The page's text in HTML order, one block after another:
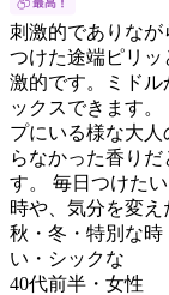
刺激的でありなが
つけた途端ピリッ
激的です。ミドル
ックスできます
プにいる様な大
らなかった香り
す。 毎日つけた
時や、気分を変え
秋・冬・特別な
い・シックな
40代前半 ・ 女性